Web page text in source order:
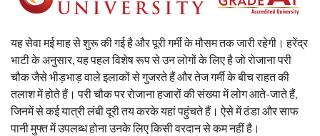
यह सेवा मई माह से शुरू की गई है और पूरी गर्मी के मौसम तक जारी रहेगी। हरेंद्र
भाटी के अनुसार, यह पहल विशेष रूप से उन लोगों के लिए है जो रोजाना परी
चौक जैसे भीड़भाड़ वाले इलाकों से गुजरते हैं और तेज गर्मी के बीच राहत की
तलाश में होते हैं। परी चौक पर रोजाना हजारों की संख्या में लोग आते-जाते हैं,
जिनमें से कई यात्री लंबी दूरी तय करके यहां पहुंचते हैं। ऐसे में ठंडा और साफ
पानी मुफ्त में उपलब्ध होना उनके लिए किसी वरदान से कम नहीं है।